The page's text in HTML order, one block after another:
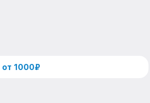
от 1000₽